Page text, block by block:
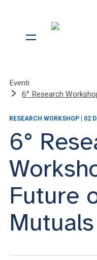
Eventi
6° Research
RESEARCH WORKSHOP | 02
6°
Future
Mutuals